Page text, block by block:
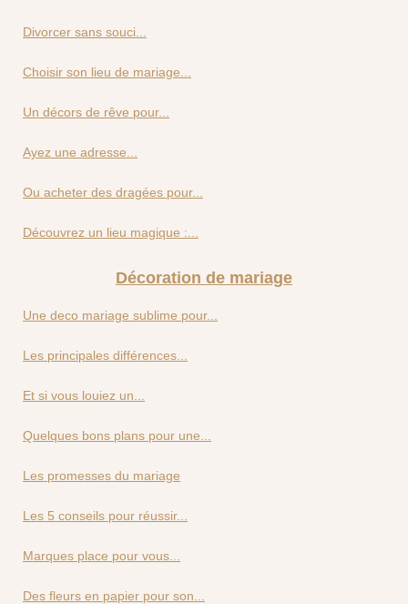
Divorcer sans souci...
Choisir son lieu de mariage...
Un décors de rêve pour...
Ayez une adresse...
Ou acheter des dragées pour...
Découvrez un lieu magique :...
Décoration de mariage
Une deco mariage sublime pour...
Les principales différences...
Et si vous louiez un...
Quelques bons plans pour une...
Les promesses du mariage
Les 5 conseils pour réussir...
Marques place pour vous...
Des fleurs en papier pour son...